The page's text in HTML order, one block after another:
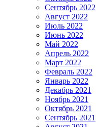
Сентябрь 2022
Август 2022
Июль 2022
Июнь 2022
Май 2022
Апрель 2022
Март 2022
Февраль 2022
Январь 2022
Декабрь 2021
Ноябрь 2021
Октябрь 2021
Сентябрь 2021